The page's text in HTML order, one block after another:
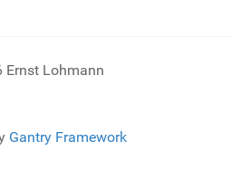
Lohmann
Gantry Framework